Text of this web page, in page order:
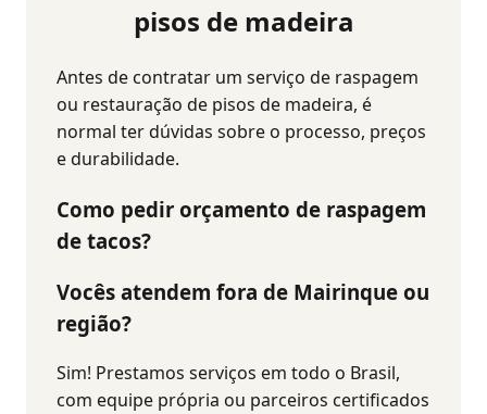
pisos de madeira
Antes de contratar um serviço de raspagem
ou restauração de pisos de madeira, é
normal ter dúvidas sobre o processo, preços
e durabilidade.
Como pedir orçamento de raspagem
de tacos?
Vocês atendem fora de Mairinque ou
região?
Sim! Prestamos serviços em todo o Brasil,
com equipe própria ou parceiros certificados